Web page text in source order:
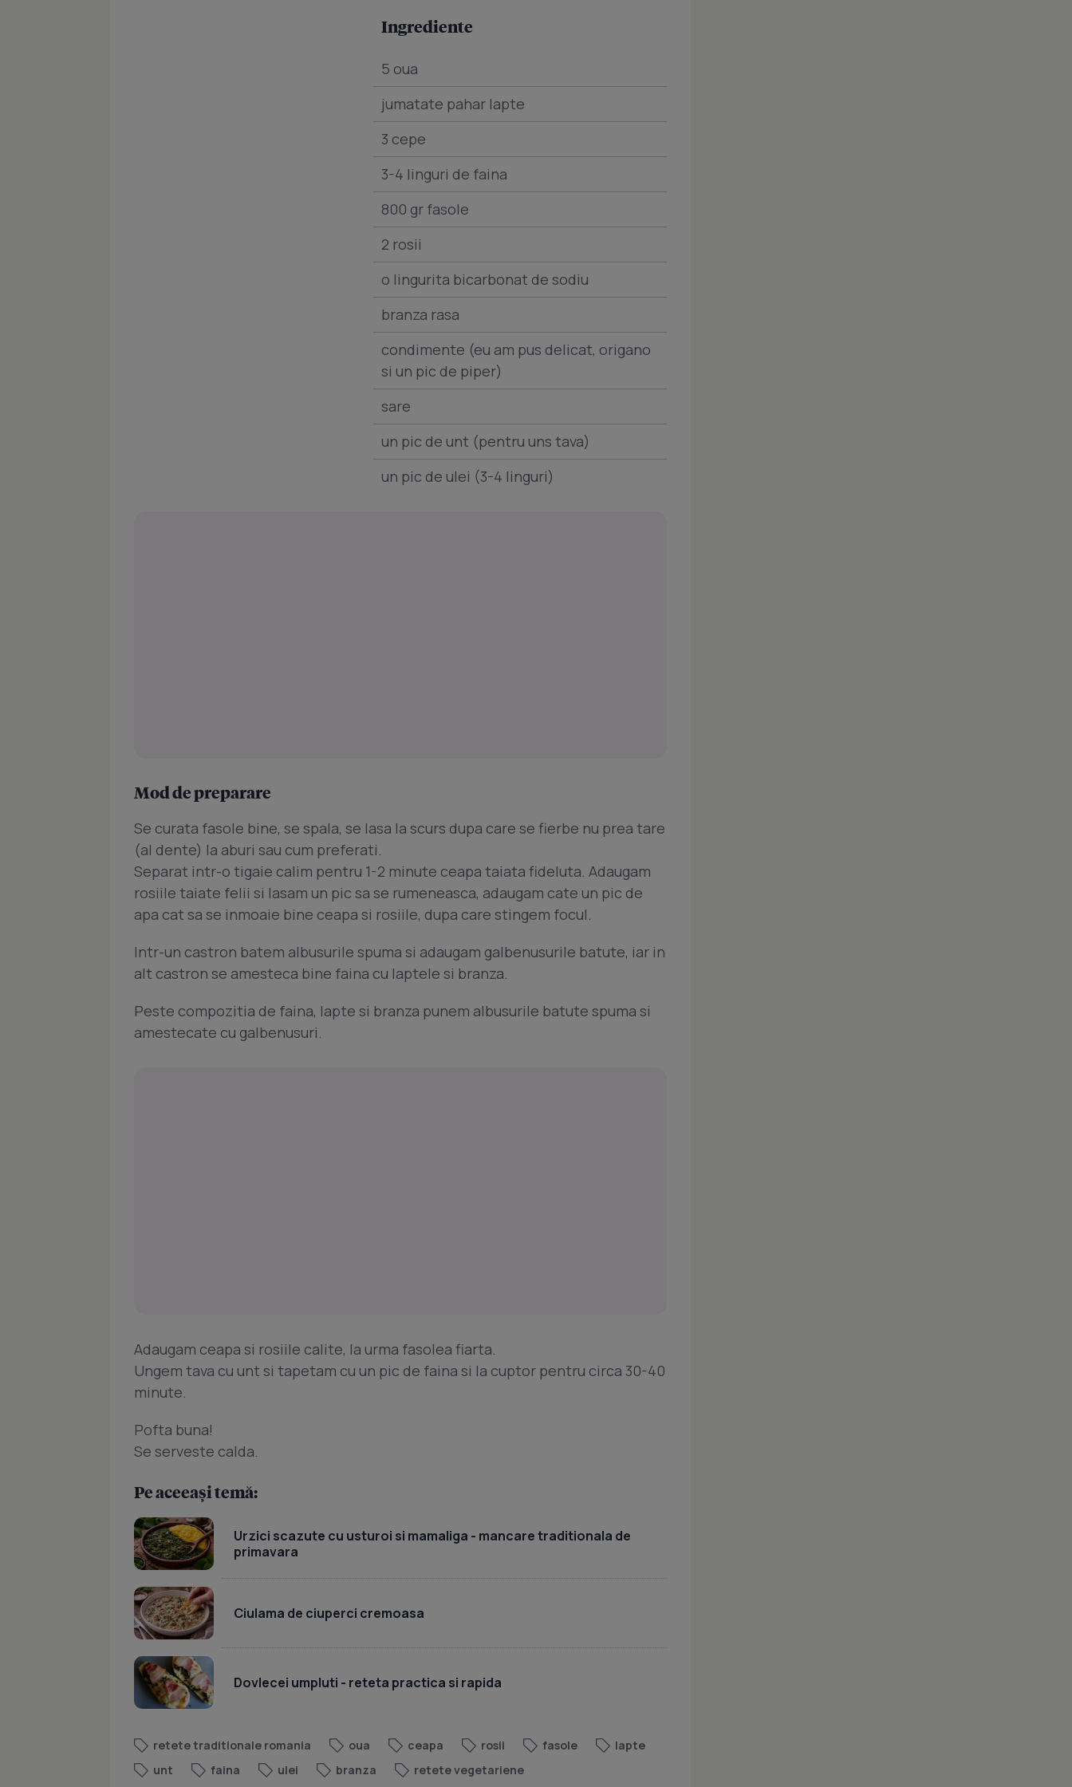
Ingrediente
5 oua
jumatate pahar lapte
3 cepe
3-4 linguri de faina
800 gr fasole
2 rosii
o lingurita bicarbonat de sodiu
branza rasa
condimente (eu am pus delicat, origano
si un pic de piper)
sare
un pic de unt (pentru uns tava)
un pic de ulei (3-4 linguri)
Mod de preparare
Se curata fasole bine, se spala, se lasa la scurs dupa care se fierbe nu prea tare
(al dente) la aburi sau cum preferati.
Separat intr-o tigaie calim pentru 1-2 minute ceapa taiata fideluta. Adaugam
rosiile taiate felii si lasam un pic sa se rumeneasca, adaugam cate un pic de
apa cat sa se inmoaie bine ceapa si rosiile, dupa care stingem focul.
Intr-un castron batem albusurile spuma si adaugam galbenusurile batute, iar in
alt castron se amesteca bine faina cu laptele si branza.
Peste compozitia de faina, lapte si branza punem albusurile batute spuma si
amestecate cu galbenusuri.
Adaugam ceapa si rosiile calite, la urma fasolea fiarta.
Ungem tava cu unt si tapetam cu un pic de faina si la cuptor pentru circa 30-40
minute.
Pofta buna!
Se serveste calda.
Pe aceeași temă:
Urzici scazute cu usturoi si mamaliga - mancare traditionala de
primavara
Ciulama de ciuperci cremoasa
Dovlecei umpluti - reteta practica si rapida
retete traditionale romania oua ceapa rosii fasole
lapte
unt
faina ulei branza retete vegetariene